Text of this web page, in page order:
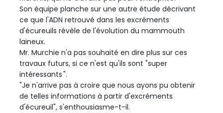
Son équipe planche sur une autre étude décrivant
ce que l'ADN retrouvé dans les excréments
d'écureuils révèle de l'évolution du mammouth
laineux.
Mr. Murchie n'a pas souhaité en dire plus sur ces
travaux futurs, si ce n'est qu'ils sont "super
intéressants ".
"Je n'arrive pas à croire que nous ayons pu obtenir
de telles informations à partir d'excréments
d'écureuil", s'enthousiasme-t-il.